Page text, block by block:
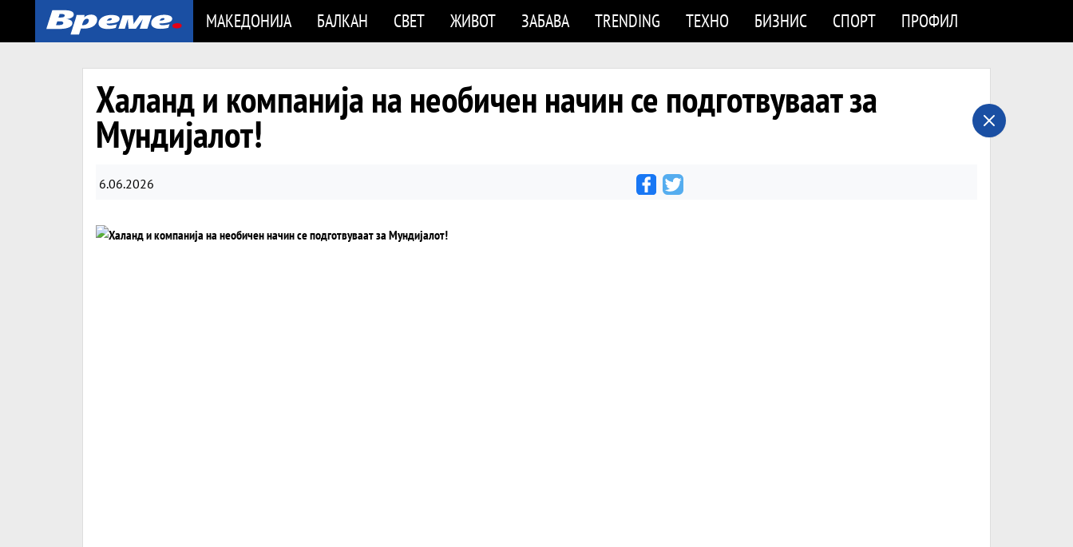
МАКЕДОНИЈА БАЛКАН СВЕТ ЖИВОТ ЗАБАВА TRENDING ТЕХНО БИЗНИС СПОРТ ПРОФИЛ
Халанд и компанија на необичен начин се подготвуваат за
Мундијалот!
6.06.2026